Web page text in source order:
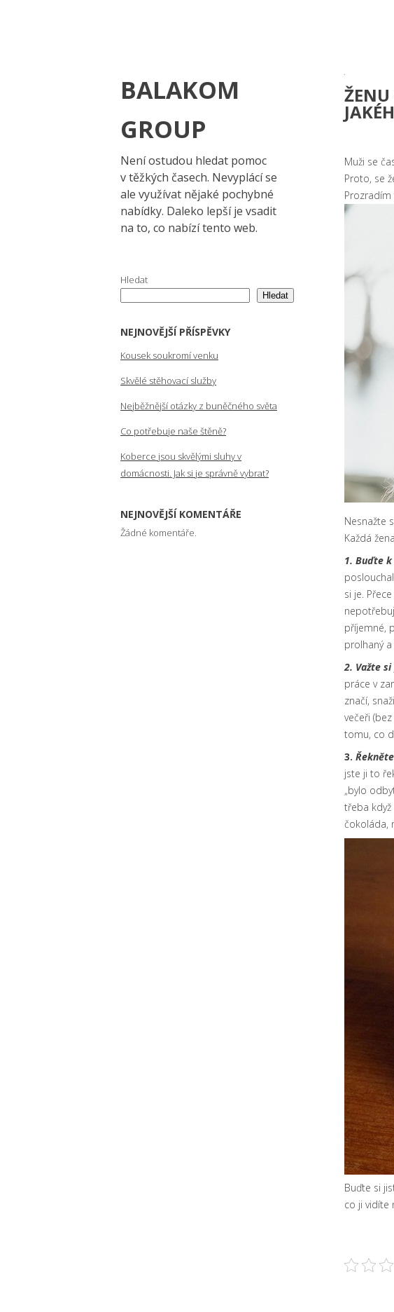
BALAKOM
GROUP
Není ostudou hledat pomoc
v těžkých časech. Nevyplácí se
ale využívat nějaké pochybné
nabídky. Daleko lepší je vsadit
na to, co nabízí tento web.
Hledat
Hledat
NEJNOVĚJŠÍ PŘÍSPĚVKY
Kousek soukromí venku
Skvělé stěhovací služby
Nejběžnější otázky z buněčného světa
Co potřebuje naše štěně?
Koberce jsou skvělými sluhy v
domácnosti. Jak si je správně vybrat?
NEJNOVĚJŠÍ KOMENTÁŘE
Žádné komentáře.
Muži se
Proto, se
Prozradím
Nesnažte
Každá
1. Buďte k
si je.
příjemné,
prolhaný
2. Važte
práce v
značí,
večeři
tomu, co
3.
jste ji to
„bylo
třeba
čokoláda,
Buďte si
co ji vidíte